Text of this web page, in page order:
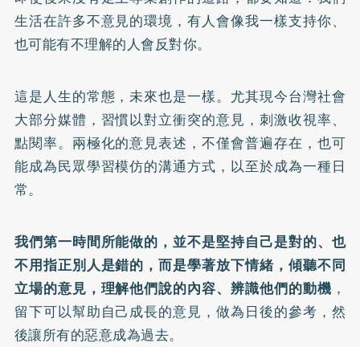
生活在許多不意見的環境，有人會像我一樣支持你、
也可能有不理解的人會反對你。
這是人生的常態，未來也是一樣。尤其現今台灣社會
大部分媒體，習慣以對立衝突的意見，刺激收視率、
點閱率。兩極化的意見表述，不僅會普遍存在，也可
能成為民眾學習模仿的溝通方式，以至於成為一種日
常。
我們第一時間所能做的，並不是堅持自己是對的、也
不用指正別人是錯的，而是學著放下情緒，傾聽不同
立場的意見，理解他們說的內容、辨識他們的動機 ，
留下可以幫助自己成長的意見，做為日後的參考，然
後讓所有的惡意成為過去。